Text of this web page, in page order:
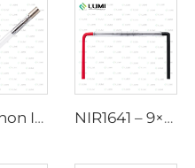
Đèn Xenon IPL P1640 – 7×47×110 mm NIR1641 – 9×45×110 mm